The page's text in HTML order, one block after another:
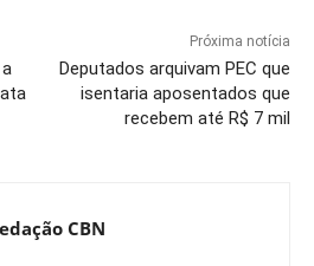
Próxima notícia
Deputados arquivam PEC que
isentaria aposentados que
recebem até R$ 7 mil
CBN